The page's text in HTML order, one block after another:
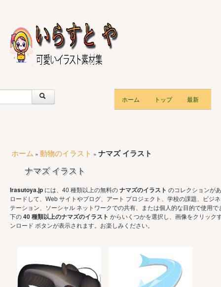
ホーム トップ 最新
ホーム » 動物のイラスト » ナマズ イラスト
ナマズ イラスト
Irasutoya.jp には、40 種類以上の無料のナマズのイラスト のコレクションが
ロードして、Web サイトやブログ、アート プロジェクト、学校の課題、ビジ
テーション、ソーシャル ネットワークでの共有、または個人的な目的で使用で
下の40 種類以上のナマズのイラスト からいくつかを選択し、画像をクリック
ンロード ボタンが表示されます。お楽しみください。